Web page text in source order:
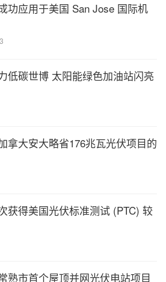
功应用于美国 San Jose 国际机
低碳世博 太阳能绿色加油站闪亮
拿大安大略省176兆瓦光伏项目的
获得美国光伏标准测试 (PTC) 较
熟市首个屋顶并网光伏电站项目